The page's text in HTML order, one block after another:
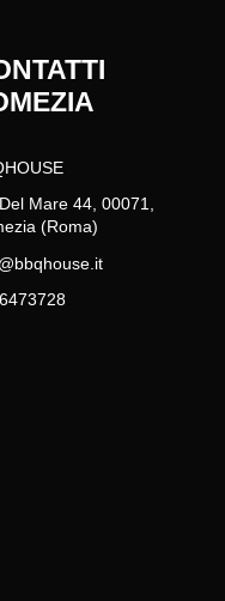
Mare 44, 00071,
(Roma)